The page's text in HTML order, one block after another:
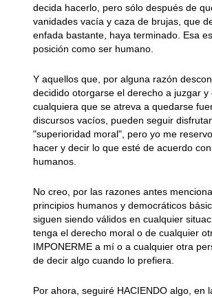
decida hacerlo, pero sólo después de
vanidades vacía y caza de brujas, que
enfada bastante, haya terminado. Esa
posición como ser humano.
Y aquellos que, por alguna razón
decidido otorgarse el derecho a juzgar y
cualquiera que se atreva a quedarse
discursos vacíos, pueden seguir
"superioridad moral", pero yo me
hacer y decir lo que esté de acuerdo
humanos.
No creo, por las razones antes
principios humanos y democráticos
siguen siendo válidos en cualquier
tenga el derecho moral o de cualquier
IMPONERME a mí o a cualquier otra
de decir algo cuando lo prefiera.
Por ahora, seguiré HACIENDO algo, en